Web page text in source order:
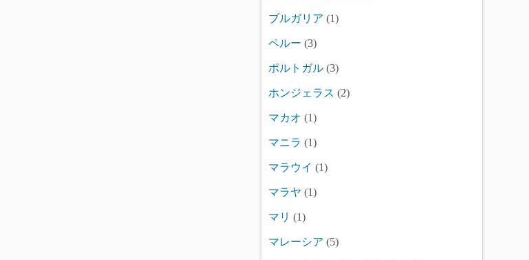
ブルガリア (1)
ペルー (3)
ポルトガル (3)
ホンジェラス (2)
マカオ (1)
マニラ (1)
マラウイ (1)
マラヤ (1)
マリ (1)
マレーシア (5)